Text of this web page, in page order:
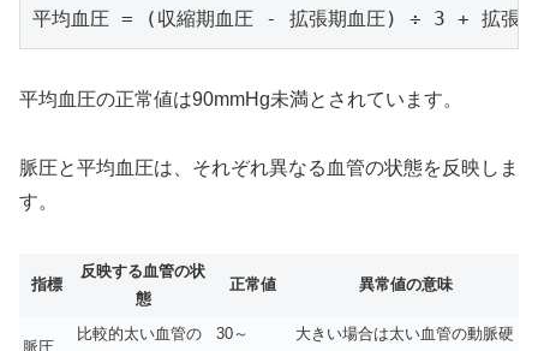
平均血圧の正常値は90mmHg未満とされています。
脈圧と平均血圧は、それぞれ異なる血管の状態を反映しま
す。
指標
反映する血管の状
態
正常値 異常値の意味
脈圧
比較的太い血管の
30～
大きい場合は太い血管の動脈硬